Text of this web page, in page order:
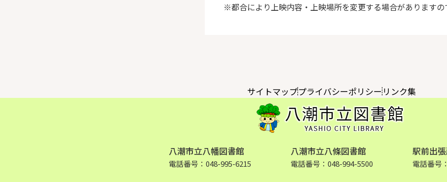
※都合により上映内容・上映場所を変更する場合がありますの
サイトマッププライバシーポリシー リンク集
八潮市立八幡図書館
電話番号：048-995-6215
八潮市立八條図書館
電話番号：048-994-5500
駅前出
電話番号